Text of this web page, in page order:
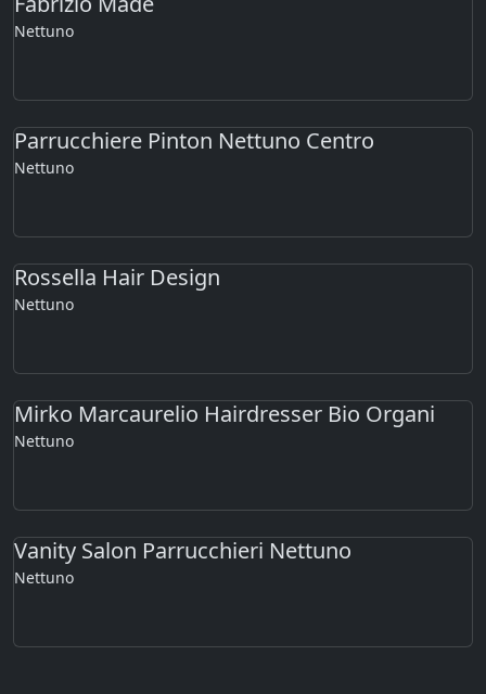
Nettuno
Parrucchiere Pinton Nettuno Centro
Nettuno
Rossella Hair Design
Nettuno
Mirko Marcaurelio Hairdresser Bio Organi
Nettuno
Vanity Salon Parrucchieri Nettuno
Nettuno